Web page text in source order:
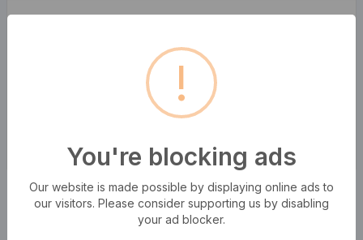
Qual è il mio IP
!
You're blocking ads
Our website is made possible by displaying online ads to
our visitors. Please consider supporting us by disabling
your ad blocker.